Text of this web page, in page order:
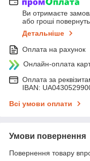
Ви отримаєте
або гроші
Детальніше
Оплата на рахунок
Онлайн-оплата
Оплата за
IBAN:
Всі умови оплати
Умови повернення
Повернення товару